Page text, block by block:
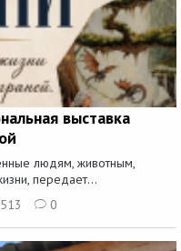
выставка
людям, животным,
передает...
513 0